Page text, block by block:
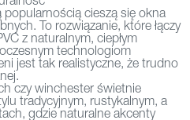
cieszą się okna
To rozwiązanie, które łączy
z naturalnym, ciepłym
technologiom
jest tak realistyczne, że trudno
czy winchester świetnie
tradycyjnym, rustykalnym, a
gdzie naturalne akcenty